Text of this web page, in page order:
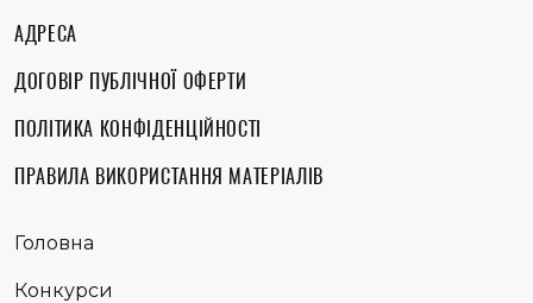
АДРЕСА
ДОГОВІР ПУБЛІЧНОЇ ОФЕРТИ
ПОЛІТИКА КОНФІДЕНЦІЙНОСТІ
ПРАВИЛА ВИКОРИСТАННЯ МАТЕРІАЛІВ
Головна
Конкурси